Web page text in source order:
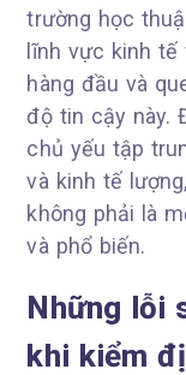
trường học
lĩnh vực kinh tế
hàng đầu và
độ tin cậy này.
chủ yếu tập
và kinh tế
không phải là
và phổ biến.
Những lỗi
khi kiểm